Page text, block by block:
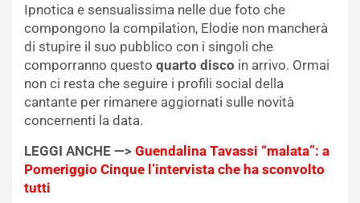
Ipnotica e sensualissima nelle due foto che
compongono la compilation, Elodie non mancherà
di stupire il suo pubblico con i singoli che
comporranno questo quarto disco in arrivo. Ormai
non ci resta che seguire i profili social della
cantante per rimanere aggiornati sulle novità
concernenti la data.
LEGGI ANCHE —> Guendalina Tavassi “malata”: a
Pomeriggio Cinque l’intervista che ha sconvolto
tutti